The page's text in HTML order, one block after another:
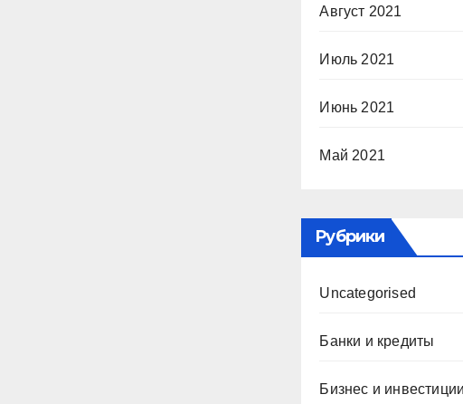
Август 2021
Июль 2021
Июнь 2021
Май 2021
Рубрики
Uncategorised
Банки и кредиты
Бизнес и инвестиции